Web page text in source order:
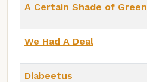
A Certain Shade of Green
We Had A Deal
Diabeetus